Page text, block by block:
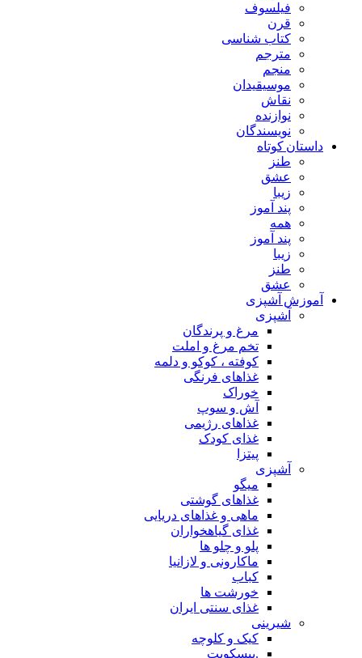
فیلسوف
قرن
کتاب شناسی
مترجم
منجم
موسیقیدان
نقاش
نوازنده
نویسندگان
داستان کوتاه
طنز
عشق
زیبا
پند آموز
همه
پند آموز
زیبا
طنز
عشق
آموزش آشپزی
آشپزی
مرغ و پرندگان
تخم مرغ و املت
کوفته ، کوکو و دلمه
غذاهای فرنگی
خوراک
آش و سوپ
غذاهای رژیمی
غذای کودک
پیتزا
آشپزی
میگو
غذاهای گوشتی
ماهی و غذاهای دریایی
غذای گیاهخواران
پلو و چلو ها
ماکارونی و لازانیا
کباب
خورشت ها
غذای سنتی ایران
شیرینی
کیک و کلوچه
.بیسکویت